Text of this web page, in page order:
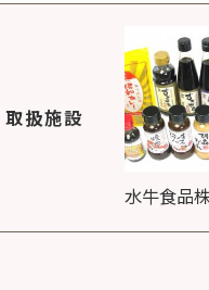
取扱施設
水牛食品